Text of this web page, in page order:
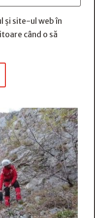
și site-ul web în
când o să